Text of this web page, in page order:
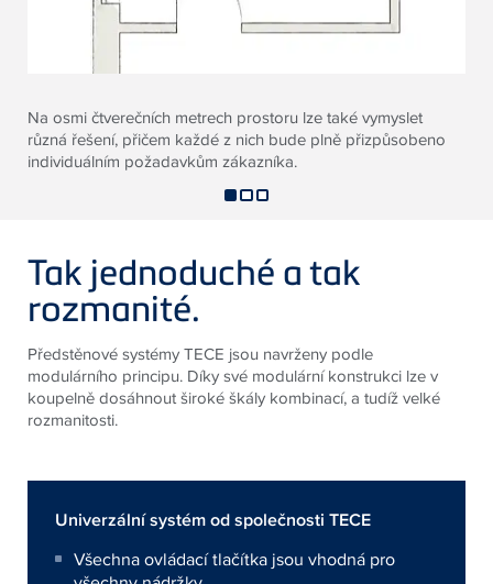
Na osmi čtverečních metrech prostoru lze také vymyslet
různá řešení, přičem každé z nich bude plně přizpůsobeno
individuálním požadavkům zákazníka.
Tak jednoduché a tak
rozmanité.
Předstěnové systémy TECE jsou navrženy podle
modulárního principu. Díky své modulární konstrukci lze v
koupelně dosáhnout široké škály kombinací, a tudíž velké
rozmanitosti.
Univerzální systém od společnosti TECE
Všechna ovládací tlačítka jsou vhodná pro